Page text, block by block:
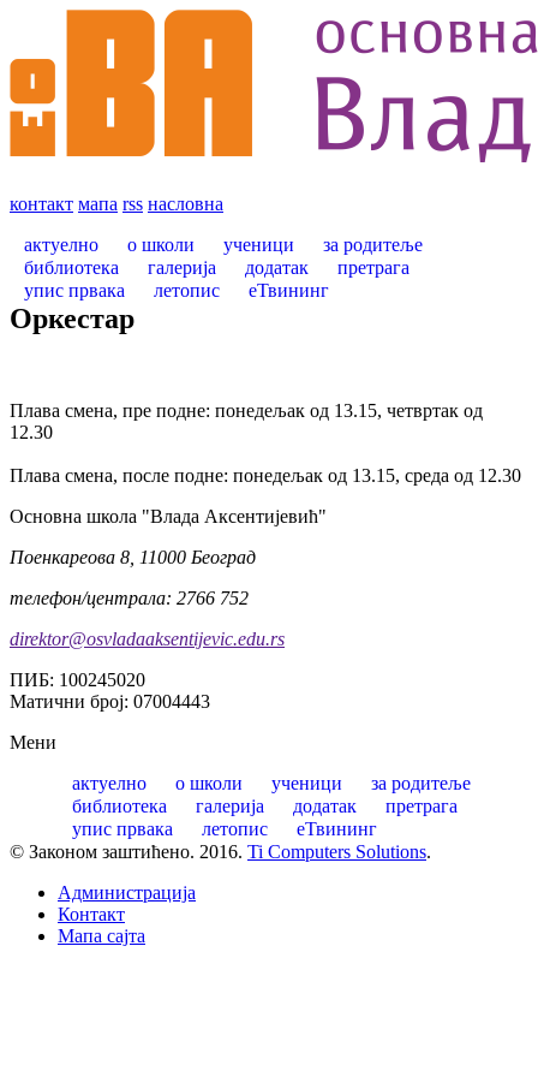
контакт мапа rss насловна
актуелно
о школи ученици
за родитеље
библиотека
галерија додатак
претрага
упис првака
летопис еТвининг
Оркестар
Плава смена, пре подне: понедељак од 13.15, четвртак од
12.30
Плава смена, после подне: понедељак од 13.15, среда од 12.30
Oсновна школа "Влада Аксентијевић"
Поенкареова 8, 11000 Београд
телефон/централа: 2766 752
direktor@osvladaaksentijevic.edu.rs
ПИБ: 100245020
Матични број: 07004443
Мени
актуелно
о школи ученици
за родитеље
библиотека
галерија додатак
претрага
упис првака
летопис
еТвининг
© Законом заштићено. 2016. Ti Computers Solutions.
Администрација
Контакт
Mапа сајта